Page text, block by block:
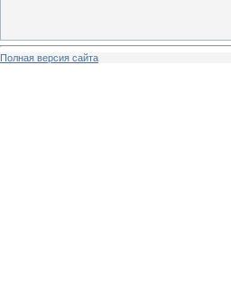
Полная версия сайта